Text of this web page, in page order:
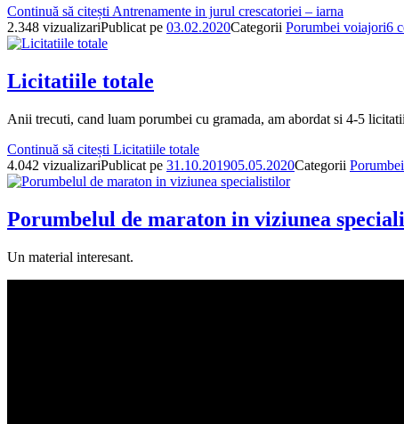
Continuă să citești Antrenamente in jurul crescatoriei – iarna
2.348 vizualizariPublicat pe 03.02.2020Categorii Porumbei voiajori6
Licitatiile totale
Anii trecuti, cand luam porumbei cu gramada, am abordat si 4-5
Continuă să citești Licitatiile totale
4.042 vizualizariPublicat pe 31.10.201905.05.2020Categorii
Porumbelul de maraton in viziunea
Un material interesant.